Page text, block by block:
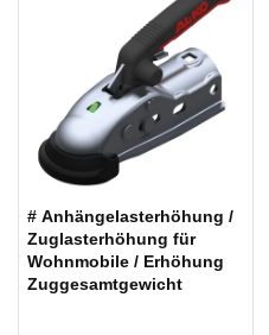
# Anhängelasterhöhung /
Zuglasterhöhung für
Wohnmobile / Erhöhung
Zuggesamtgewicht